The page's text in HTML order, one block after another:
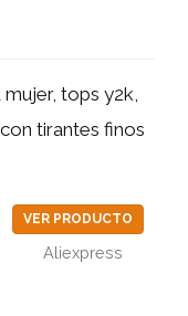
tops y2k,
tirantes finos
VER PRODUCTO
Aliexpress